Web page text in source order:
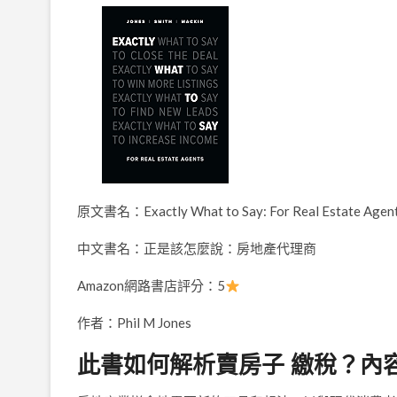
原文書名：Exactly What to Say: For Real Estate
中文書名：正是該怎麼說：房地產代理商
Amazon網路書店評分：5
作者：Phil M Jones
此書如何解析賣房子 繳稅？內